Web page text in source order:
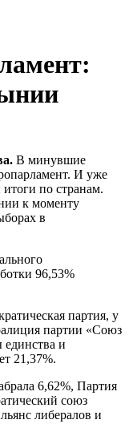
В минувшие
И уже
итоги по странам.
к моменту
в
96,53%
партия, у
партии «Союз
и
21,37%.
6,62%, Партия
союз
либералов и